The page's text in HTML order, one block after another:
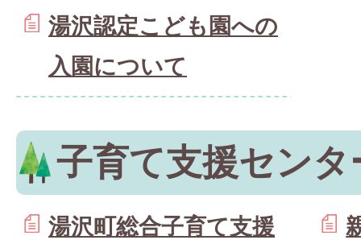
湯沢認定こども園への
入園について
子育て支援センタ
湯沢町総合子育て支援